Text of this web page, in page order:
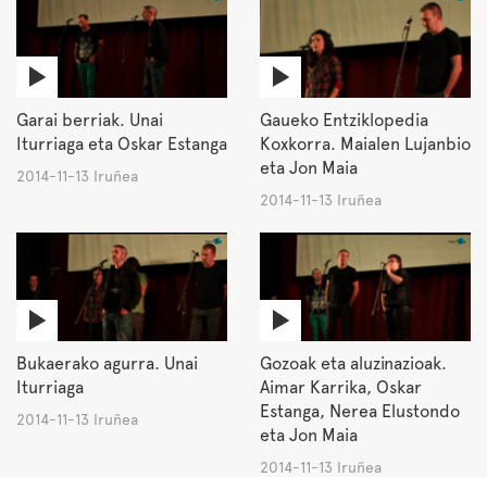
Garai berriak. Unai
Iturriaga eta Oskar Estanga
2014-11-13 Iruñea
Gaueko Entziklopedia
Koxkorra. Maialen Lujanbio
eta Jon Maia
2014-11-13 Iruñea
Bukaerako agurra. Unai
Iturriaga
2014-11-13 Iruñea
Gozoak eta aluzinazioak.
Aimar Karrika, Oskar
Estanga, Nerea Elustondo
eta Jon Maia
2014-11-13 Iruñea